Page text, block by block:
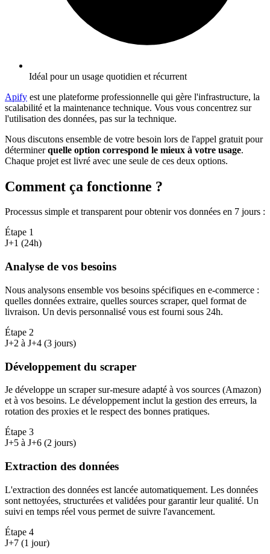
Idéal pour un usage quotidien et récurrent
Apify est une plateforme professionnelle qui gère l'infrastructure, la
scalabilité et la maintenance technique. Vous vous concentrez sur
l'utilisation des données, pas sur la technique.
Nous discutons ensemble de votre besoin lors de l'appel gratuit pour
déterminerquelle option correspond le mieux à votre usage.
Chaque projet est livré avec une seule de ces deux options.
Comment ça fonctionne ?
Processus simple et transparent pour obtenir vos données en 7 jours :
Étape 1
J+1 (24h)
Analyse de vos besoins
Nous analysons ensemble vos besoins spécifiques en e-commerce :
quelles données extraire, quelles sources scraper, quel format de
livraison. Un devis personnalisé vous est fourni sous 24h.
Étape 2
J+2 à J+4 (3 jours)
Développement du scraper
Je développe un scraper sur-mesure adapté à vos sources (Amazon)
et à vos besoins. Le développement inclut la gestion des erreurs, la
rotation des proxies et le respect des bonnes pratiques.
Étape 3
J+5 à J+6 (2 jours)
Extraction des données
L'extraction des données est lancée automatiquement. Les données
sont nettoyées, structurées et validées pour garantir leur qualité. Un
suivi en temps réel vous permet de suivre l'avancement.
Étape 4
J+7 (1 jour)